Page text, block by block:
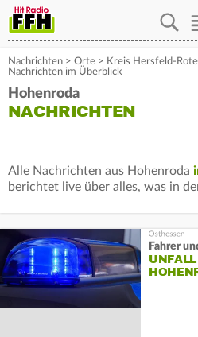
Nachrichten > Orte > Kreis Hersfeld-
Nachrichten im Überblick
Hohenroda
NACHRICHTEN
Alle Nachrichten aus Hohenroda
berichtet live über alles, was in
Fahrer
UNFALL